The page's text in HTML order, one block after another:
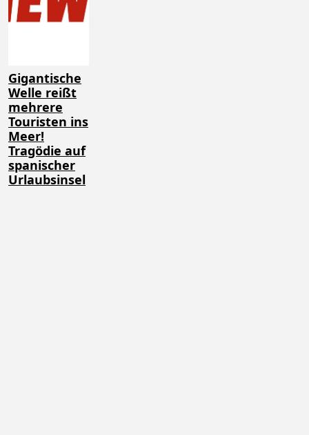
Gigantische
Welle reißt
mehrere
Touristen ins
Meer!
Tragödie auf
spanischer
Urlaubsinsel